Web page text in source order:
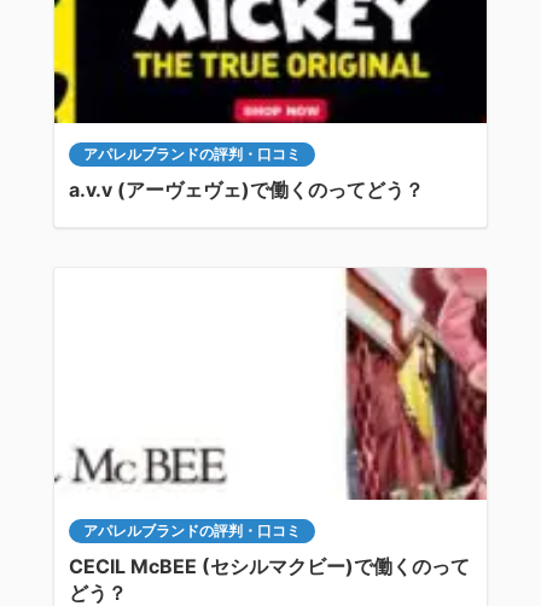
アパレルブランドの評判・口コミ
a.v.v (アーヴェヴェ)で働くのってどう？
アパレルブランドの評判・口コミ
CECIL McBEE (セシルマクビー)で働くのって
どう？